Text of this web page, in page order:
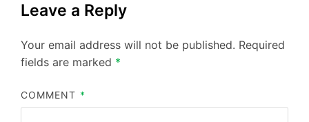
Leave a Reply
Your email address will not be published. Required
fields are marked *
COMMENT *